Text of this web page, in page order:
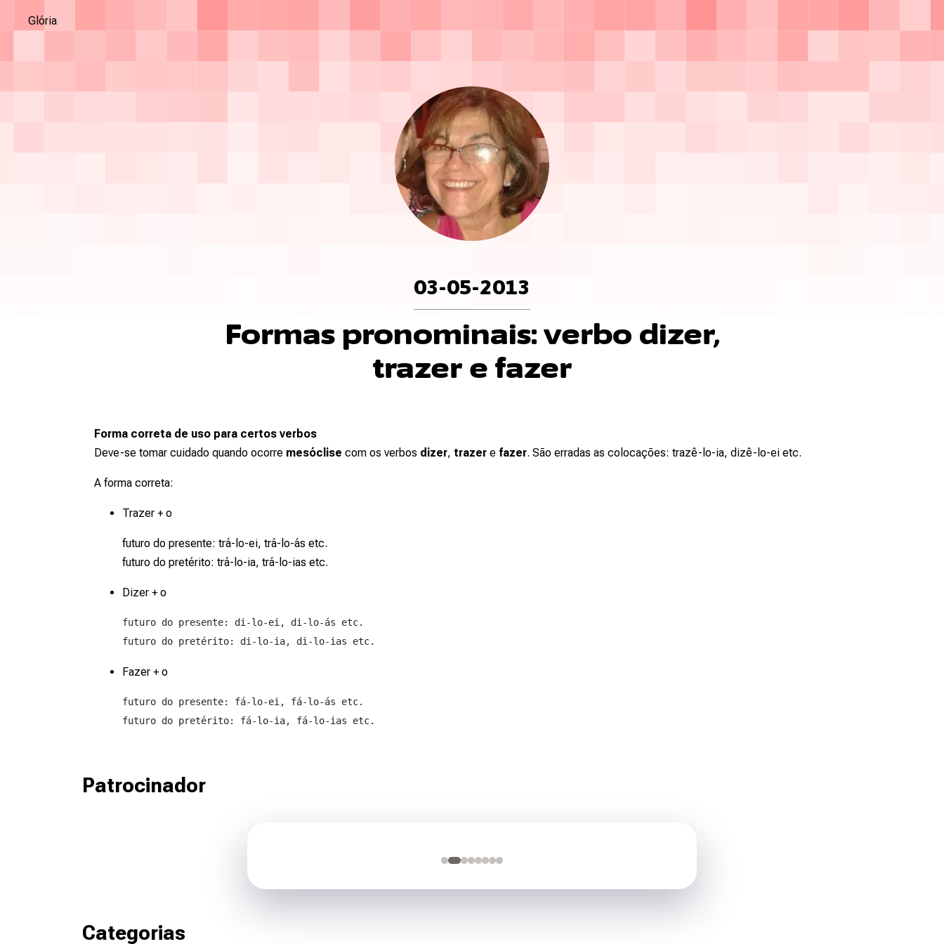
Glória
03-05-2013
Formas pronominais: verbo dizer,
trazer e fazer
Forma correta de uso para certos verbos
Deve-se tomar cuidado quando ocorre mesóclise com os verbos dizer, trazer e fazer. São erradas as colocações: trazê-lo-ia, dizê-lo-ei etc.
A forma correta:
Trazer + o
futuro do presente: trá-lo-ei, trá-lo-ás etc.
futuro do pretérito: trá-lo-ia, trá-lo-ias etc.
Dizer + o
futuro do presente: di-lo-ei, di-lo-ás etc.
futuro do pretérito: di-lo-ia, di-lo-ias etc.
Fazer + o
futuro do presente: fá-lo-ei, fá-lo-ás etc.
futuro do pretérito: fá-lo-ia, fá-lo-ias etc.
Patrocinador
Categorias